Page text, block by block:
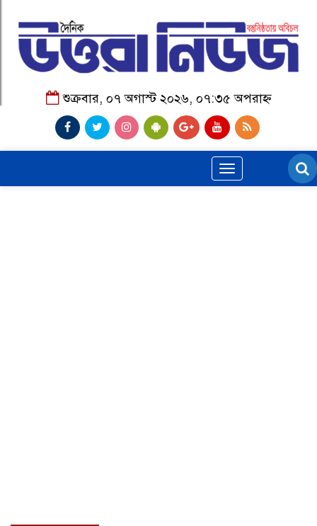
শুক্রবার, ০৭ অগাস্ট ২০২৬, ০৭:৩৫ অপরাহ্ন
Toggle
navigation